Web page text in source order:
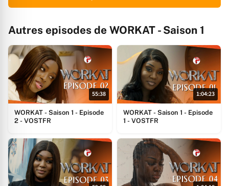
Autres episodes de WORKAT - Saison 1
55:38
WORKAT - Saison 1 - Episode
2 - VOSTFR
1:04:23
WORKAT - Saison 1 - Episode
1 - VOSTFR